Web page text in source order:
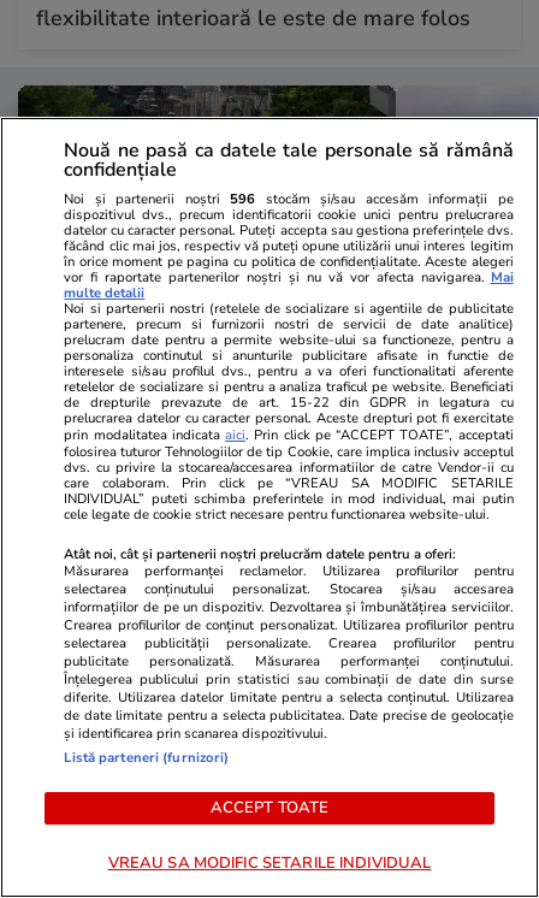
flexibilitate interioară le este de mare folos
Lifestyle 28 iul.
Amendă de 350 de euro pentru
șoferii care lasă mașina pornită ca
să-și cumpere cafea sau gustări,
în Grecia
Vacanțe și
Unde se
din lume și
la ea: nu
electricitate
Lifestyle 26 iul.
Ploaia de meteori Delta
Aquaride 2026: când o poți
vedea cel mai bine
Nouă ne pasă ca datele tale personale să rămână
confidențiale
Noi și partenerii noștri 596 stocăm și/sau accesăm informații pe
dispozitivul dvs., precum identificatorii cookie unici pentru prelucrarea
datelor cu caracter personal. Puteți accepta sau gestiona preferințele dvs.
făcând clic mai jos, respectiv vă puteți opune utilizării unui interes legitim
în orice moment pe pagina cu politica de confidențialitate. Aceste alegeri
vor fi raportate partenerilor noștri și nu vă vor afecta navigarea. Mai
multe detalii
Noi si partenerii nostri (retelele de socializare si agentiile de publicitate
partenere, precum si furnizorii nostri de servicii de date analitice)
prelucram date pentru a permite website-ului sa functioneze, pentru a
personaliza continutul si anunturile publicitare afisate in functie de
interesele si/sau profilul dvs., pentru a va oferi functionalitati aferente
retelelor de socializare si pentru a analiza traficul pe website. Beneficiati
de drepturile prevazute de art. 15-22 din GDPR in legatura cu
prelucrarea datelor cu caracter personal. Aceste drepturi pot fi exercitate
prin modalitatea indicataaici. Prin click pe “ACCEPT TOATE”, acceptati
folosirea tuturor Tehnologiilor de tip Cookie, care implica inclusiv acceptul
dvs. cu privire la stocarea/accesarea informatiilor de catre Vendor-ii cu
care colaboram. Prin click pe “VREAU SA MODIFIC SETARILE
INDIVIDUAL” puteti schimba preferintele in mod individual, mai putin
cele legate de cookie strict necesare pentru functionarea website-ului.
Atât noi, cât și partenerii noștri prelucrăm datele pentru a oferi:
Măsurarea performanței reclamelor. Utilizarea profilurilor pentru
selectarea conținutului personalizat. Stocarea și/sau accesarea
informațiilor de pe un dispozitiv. Dezvoltarea și îmbunătățirea serviciilor.
Crearea profilurilor de conținut personalizat. Utilizarea profilurilor pentru
selectarea publicității personalizate. Crearea profilurilor pentru
publicitate personalizată. Măsurarea performanței conținutului.
Înțelegerea publicului prin statistici sau combinații de date din surse
diferite. Utilizarea datelor limitate pentru a selecta conținutul. Utilizarea
de date limitate pentru a selecta publicitatea. Date precise de geolocație
și identificarea prin scanarea dispozitivului.
Listă parteneri (furnizori)
ACCEPT TOATE
VREAU SA MODIFIC SETARILE INDIVIDUAL